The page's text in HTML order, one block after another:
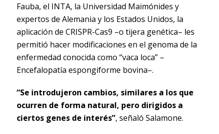
Fauba, el INTA, la Universidad Maimónides y
expertos de Alemania y los Estados Unidos, la
aplicación de CRISPR-Cas9 –o tijera genética– les
permitió hacer modificaciones en el genoma de la
enfermedad conocida como “vaca loca” –
Encefalopatía espongiforme bovina–.
“Se introdujeron cambios, similares a los que
ocurren de forma natural, pero dirigidos a
ciertos genes de interés”, señaló Salamone.